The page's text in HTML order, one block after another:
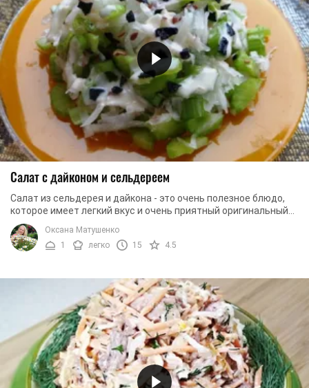
Салат с дайконом и сельдереем
Салат из сельдерея и дайкона - это очень полезное блюдо,
которое имеет легкий вкус и очень приятный оригинальный
аромат. В состав салата входят: ...
Оксана Матушенко
1
легко 15 4.5